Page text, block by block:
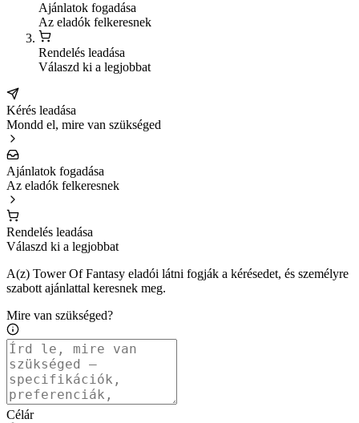
Ajánlatok fogadása
Az eladók felkeresnek
Rendelés leadása
Válaszd ki a legjobbat
Kérés leadása
Mondd el, mire van szükséged
Ajánlatok fogadása
Az eladók felkeresnek
Rendelés leadása
Válaszd ki a legjobbat
A(z) Tower Of Fantasy eladói látni fogják a kérésedet, és személyre
szabott ajánlattal keresnek meg.
Mire van szükséged?
Célár